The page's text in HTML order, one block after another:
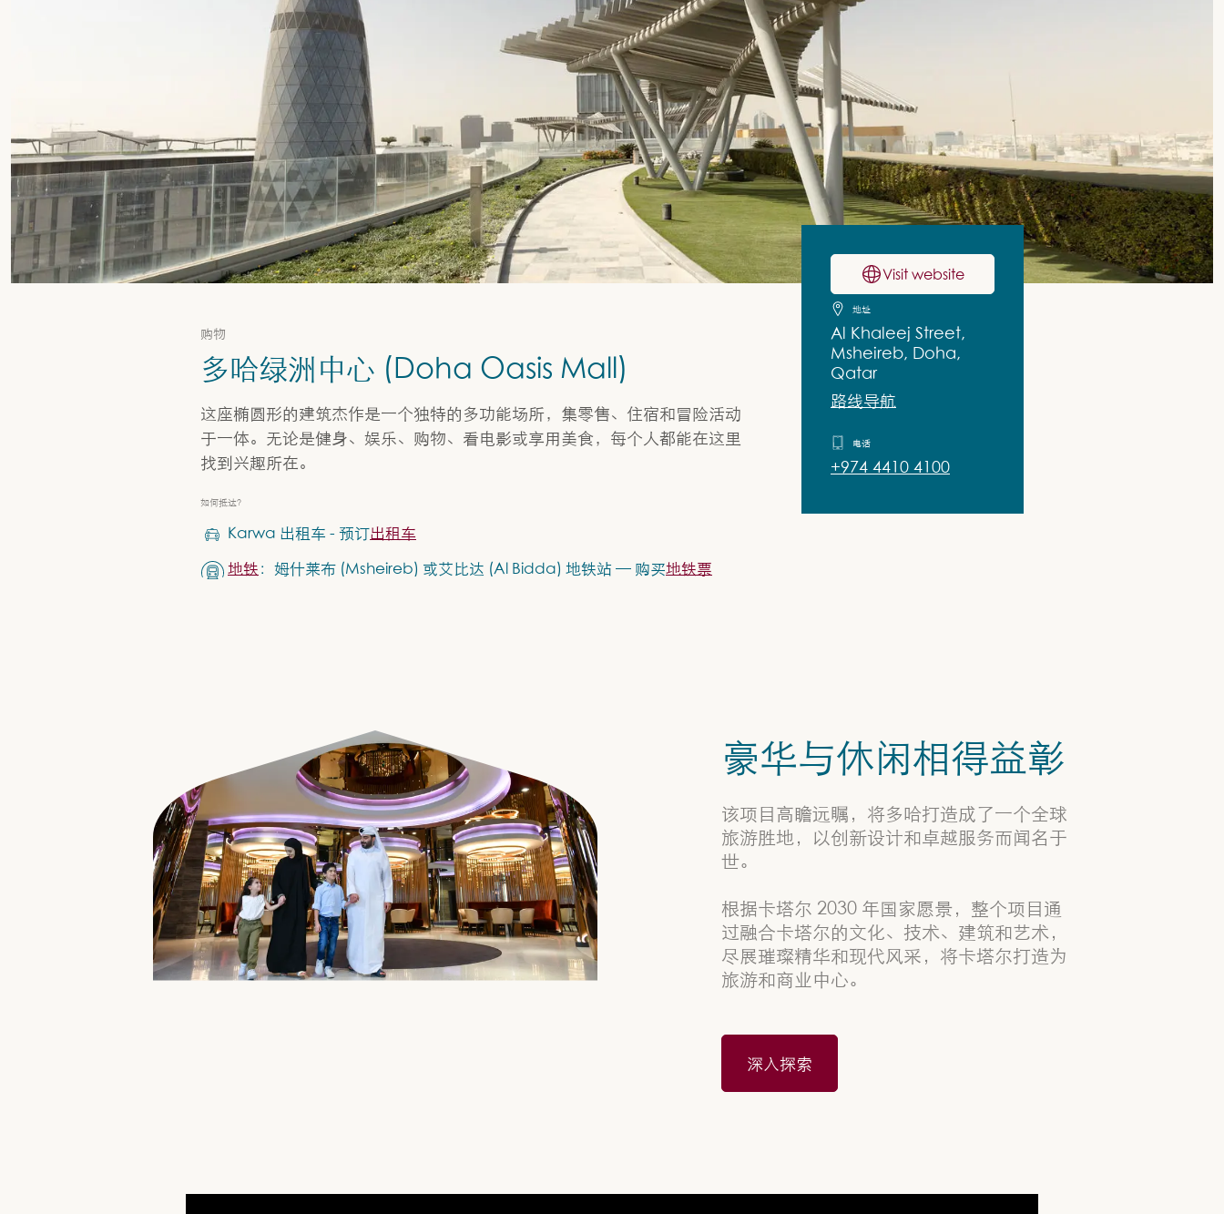
购物
多哈绿洲中心 (Doha Oasis Mall)
这座椭圆形的建筑杰作是一个独特的多功能场所，集零售、住宿和冒险活动
于一体。无论是健身、娱乐、购物、看电影或享用美食，每个人都能在这里
找到兴趣所在。
如何抵达？
Karwa 出租车 - 预订出租车
地铁：姆什莱布 (Msheireb) 或艾比达 (Al Bidda) 地铁站 — 购买地铁票
Visit website
地址
Al Khaleej Street,
Msheireb, Doha,
Qatar
路线导航
电话
+974 4410 4100
豪华与休闲相得益彰
该项目高瞻远瞩，将多哈打造成了一个全球
旅游胜地，以创新设计和卓越服务而闻名于
世。
根据卡塔尔 2030 年国家愿景，整个项目通
过融合卡塔尔的文化、技术、建筑和艺术，
尽展璀璨精华和现代风采，将卡塔尔打造为
旅游和商业中心。
深入探索